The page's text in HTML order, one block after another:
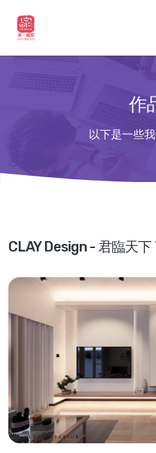
作
以下是一些
CLAY Design - 君臨天